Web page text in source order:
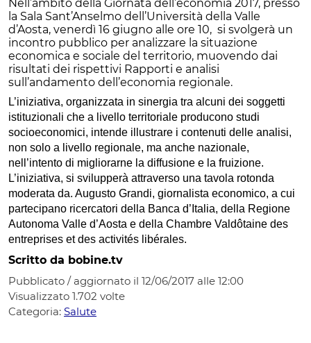
Nell’ambito della Giornata dell’economia 2017, presso
la Sala Sant’Anselmo dell’Università della Valle
d’Aosta, venerdì 16 giugno alle ore 10, si svolgerà un
incontro pubblico per analizzare la situazione
economica e sociale del territorio, muovendo dai
risultati dei rispettivi Rapporti e analisi
sull’andamento dell’economia regionale.
L’iniziativa, organizzata in sinergia tra alcuni dei soggetti
istituzionali che a livello territoriale producono studi
socioeconomici, intende illustrare i contenuti delle analisi,
non solo a livello regionale, ma anche nazionale,
nell’intento di migliorarne la diffusione e la fruizione.
L’iniziativa, si svilupperà attraverso una tavola rotonda
moderata da. Augusto Grandi, giornalista economico, a cui
partecipano ricercatori della Banca d’Italia, della Regione
Autonoma Valle d’Aosta e della Chambre Valdôtaine des
entreprises et des activités libérales.
Scritto da bobine.tv
Pubblicato / aggiornato il 12/06/2017 alle 12:00
Visualizzato 1.702 volte
Categoria: Salute